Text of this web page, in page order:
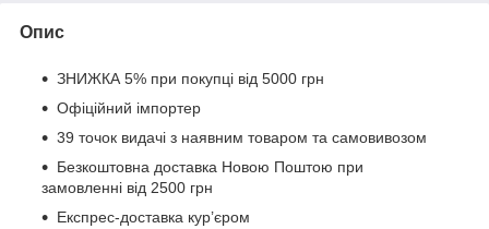
Опис
ЗНИЖКА 5% при покупці від 5000 грн
Офіційний імпортер
39 точок видачі з наявним товаром та самовивозом
Безкоштовна доставка Новою Поштою при
замовленні від 2500 грн
Експрес-доставка кур’єром